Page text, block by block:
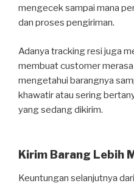
mengecek sampai mana
dan proses pengiriman.
Adanya tracking resi juga
membuat customer
mengetahui barangnya
khawatir atau sering
yang sedang dikirim.
Kirim Barang Lebih
Keuntungan selanjutnya dari